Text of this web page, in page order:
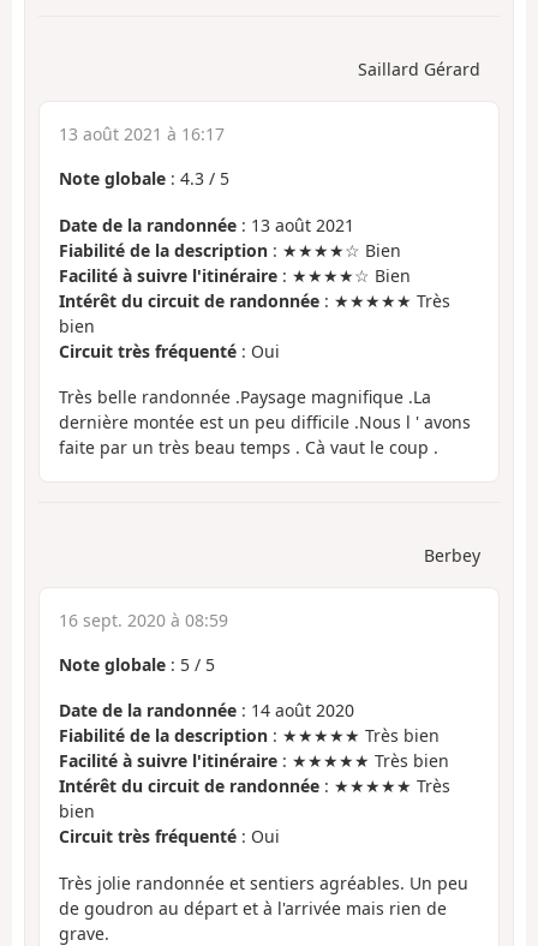
Saillard Gérard
13 août 2021 à 16:17
Note globale : 4.3 / 5
Date de la randonnée : 13 août 2021
Fiabilité de la description : ★★★★☆ Bien
Facilité à suivre l'itinéraire : ★★★★☆ Bien
Intérêt du circuit de randonnée : ★★★★★ Très
bien
Circuit très fréquenté : Oui
Très belle randonnée .Paysage magnifique .La
dernière montée est un peu difficile .Nous l ' avons
faite par un très beau temps . Cà vaut le coup .
Berbey
16 sept. 2020 à 08:59
Note globale : 5 / 5
Date de la randonnée : 14 août 2020
Fiabilité de la description : ★★★★★ Très bien
Facilité à suivre l'itinéraire : ★★★★★ Très bien
Intérêt du circuit de randonnée : ★★★★★ Très
bien
Circuit très fréquenté : Oui
Très jolie randonnée et sentiers agréables. Un peu
de goudron au départ et à l'arrivée mais rien de
grave.